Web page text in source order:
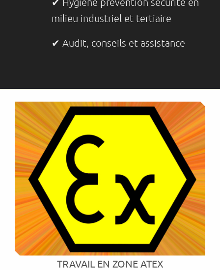
milieu industriel et tertiaire
✔ Audit, conseils et assistance
TRAVAIL EN ZONE ATEX